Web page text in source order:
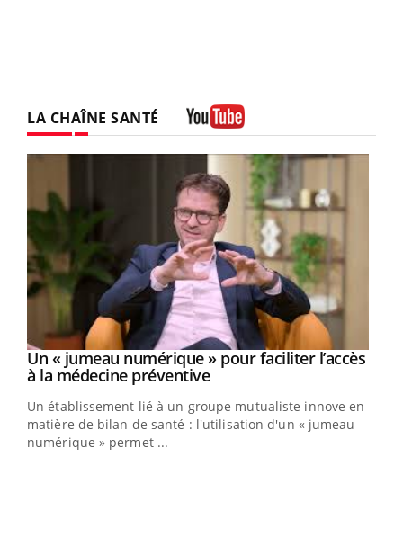
LA CHAÎNE SANTÉ
Youtube
Un « jumeau numérique » pour faciliter l’accès
à la médecine préventiveYoutube
Un établissement lié à un groupe mutualiste innove en
matière de bilan de santé : l'utilisation d'un « jumeau
numérique » permet ...